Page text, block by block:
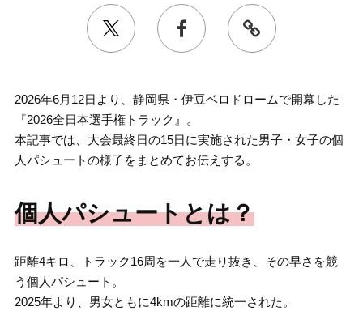
2026年6月12日より、静岡県・伊豆ベロドロームで開幕した
『2026全日本選手権トラック』。
本記事では、大会最終日の15日に実施された男子・女子の個
人パシュートの様子をまとめてお伝えする。
個人パシュートとは？
距離4キロ、トラック16周を一人で走り抜き、その早さを競
う個人パシュート。
2025年より、男女ともに4kmの距離に統一された。